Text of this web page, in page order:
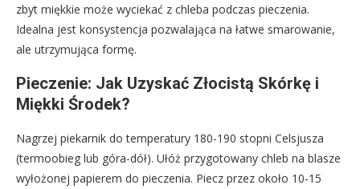
zbyt miękkie może wyciekać z chleba podczas pieczenia.
Idealna jest konsystencja pozwalająca na łatwe smarowanie,
ale utrzymująca formę.
Pieczenie: Jak Uzyskać Złocistą Skórkę i
Miękki Środek?
Nagrzej piekarnik do temperatury 180-190 stopni Celsjusza
(termoobieg lub góra-dół). Ułóż przygotowany chleb na blasze
wyłożonej papierem do pieczenia. Piecz przez około 10-15